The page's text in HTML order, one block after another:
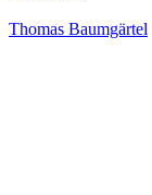
Thomas Baumgärtel